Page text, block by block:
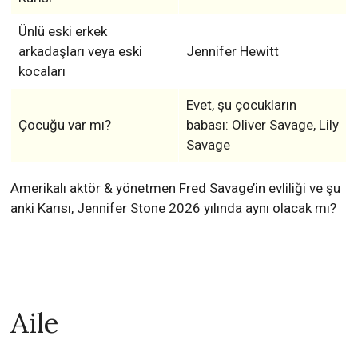
Ünlü eski erkek
arkadaşları veya eski
kocaları
Jennifer Hewitt
Çocuğu var mı?
Evet, şu çocukların
babası: Oliver Savage, Lily
Savage
Amerikalı aktör & yönetmen Fred Savage’in evliliği ve şu
anki Karısı, Jennifer Stone 2026 yılında aynı olacak mı?
Aile